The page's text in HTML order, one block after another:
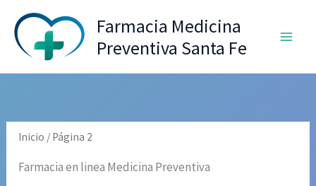
contenido
Farmacia Medicina
Preventiva Santa Fe
Inicio / Página 2
Farmacia en linea Medicina Preventiva